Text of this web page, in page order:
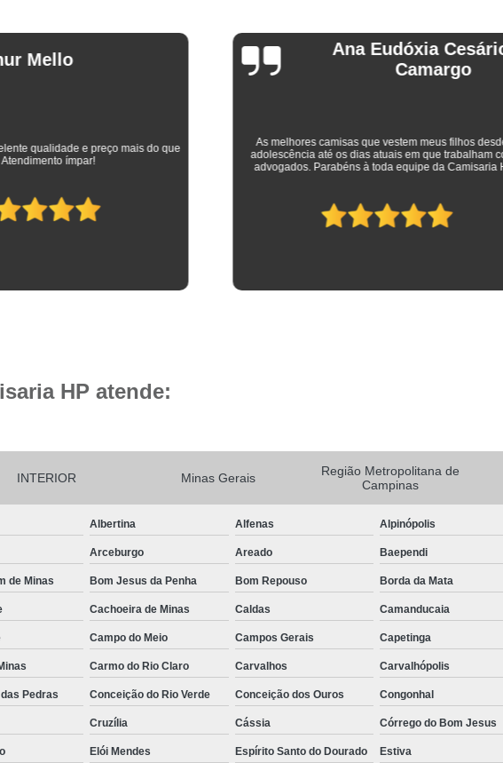
Camisa Social
Camisa Social Masculina
Camisa Listrada Masculina Social
Camisa
Camisa Social Listrada
Camisa Social Listrada Preta e Branca
Camisa Social Masculina Listrada Preto e
Camisa Manga Longa Masculina
Camisa Social de Manga Longa
Camisa Social Manga Longa Masculina
Camisa Social Masculina Manga Longa Lisa
Camisa Social Preta Manga Longa
Camisa Masculina Social
Camisa Social Estampada
Camisa Social Masculina
preço mais do que
Ana Eudóxia Cesário de
As melhores camisas que vestem meus filhos desde a
adolescência até os dias atuais em que trabalham como
advogados. Parabéns à toda equipe da Camisaria HP!
HP atende:
INTERIOR Minas Gerais
Região Metropolitana de
Campinas
Albertina Alfenas Alpinópolis
Arceburgo Areado Baependi
de Minas Bom Jesus da Penha Bom Repouso Borda da Mata
Cachoeira de Minas Caldas Camanducaia
Campo do Meio Campos Gerais Capetinga
Carmo do Rio Claro Carvalhos Carvalhópolis
Pedras Conceição do Rio Verde Conceição dos Ouros Congonhal
Cruzília Cássia Córrego do Bom Jesus
Elói Mendes Espírito Santo do Dourado Estiva